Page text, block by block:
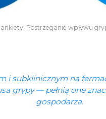
ankiety. Postrzeganie wpływu
i subklinicznym na
grypy — pełnią one
gospodarza.